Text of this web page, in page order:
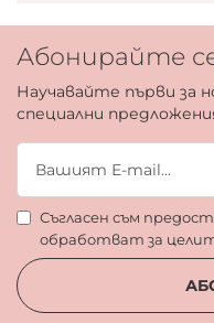
Абонирайте
Научавайте първи за
специални
Съгласен съм
обработват за